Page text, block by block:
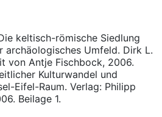
keltisch-römische Siedlung
archäologisches Umfeld. Dirk L.
von Antje Fischbock, 2006.
Kulturwandel und
Eifel-Raum. Verlag: Philipp
Beilage 1.